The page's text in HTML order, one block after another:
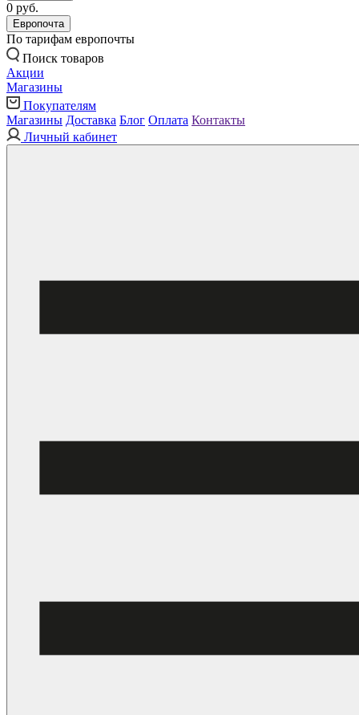
0 руб.
Европочта
По тарифам европочты
Поиск товаров
Акции
Магазины
Покупателям
Магазины Доставка Блог Оплата Контакты
Личный кабинет